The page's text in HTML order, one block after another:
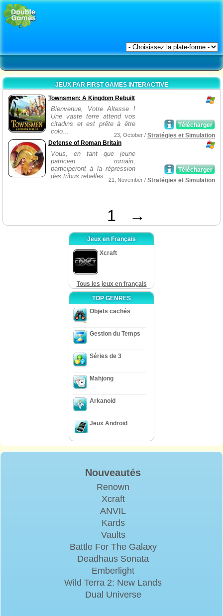
JEUX PAR FIRST GAMES INTERACTIVE
Townsmen: A Kingdom Rebuilt
Bienvenue, Votre Altesse !
Une vaste terre attend vos
citadins et est prête à être
colo...
Télécharger
23, October / Stratégies et Simulation
Defense of Roman Britain
Vous, en tant que jeune
patricien romain,
participeront à la répression
des tribus rebelles.
Télécharger
21, November / Stratégies et Simulation
1 →
Jeux en Français
Xcraft
Tous les jeux en français
TOP GENRES
Objets cachés
Gestion du Temps
Séries de 3
Mahjong
Arkanoid
Jeux Android
Nouveautés
Renown
Xcraft
ANVIL
Kards
Vaults
Battle For The Galaxy
Deadhaus Sonata
Emberlight
Wild Terra 2: New Lands
Dual Universe